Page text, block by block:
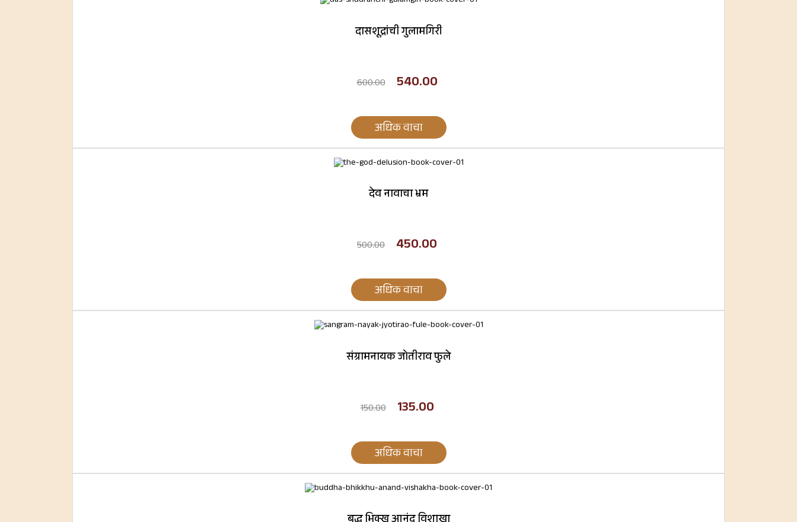
दासशूद्रांची गुलामगिरी
600.00 540.00
अधिक वाचा
देव नावाचा भ्रम
500.00 450.00
अधिक वाचा
संग्रामनायक जोतीराव फुले
150.00 135.00
अधिक वाचा